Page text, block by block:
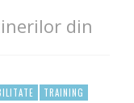
din
TRAINING